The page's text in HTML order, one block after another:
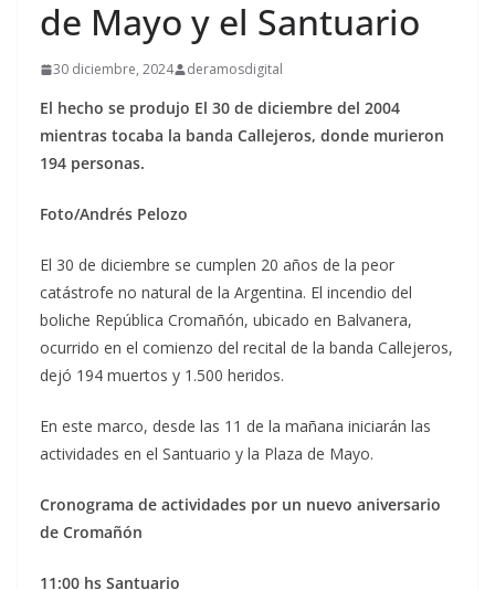
de Mayo y el Santuario
30 diciembre, 2024 deramosdigital
El hecho se produjo El 30 de diciembre del 2004
mientras tocaba la banda Callejeros, donde murieron
194 personas.
Foto/Andrés Pelozo
El 30 de diciembre se cumplen 20 años de la peor
catástrofe no natural de la Argentina. El incendio del
boliche República Cromañón, ubicado en Balvanera,
ocurrido en el comienzo del recital de la banda Callejeros,
dejó 194 muertos y 1.500 heridos.
En este marco, desde las 11 de la mañana iniciarán las
actividades en el Santuario y la Plaza de Mayo.
Cronograma de actividades por un nuevo aniversario
de Cromañón
11:00 hs Santuario